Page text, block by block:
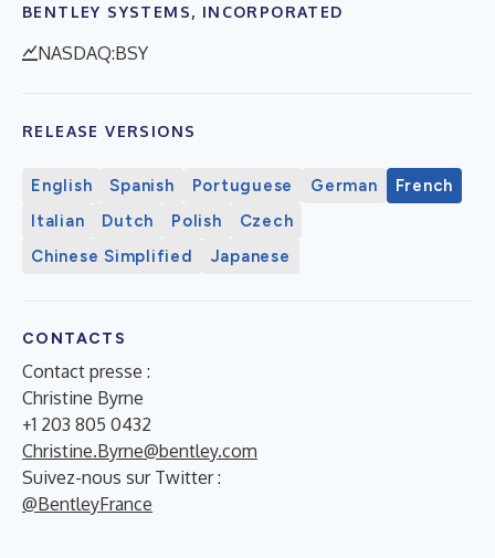
BENTLEY SYSTEMS, INCORPORATED
NASDAQ:BSY
RELEASE VERSIONS
English Spanish Portuguese German
French
Italian
Dutch Polish
Czech
Chinese Simplified
Japanese
CONTACTS
Contact presse :
Christine Byrne
+1 203 805 0432
Christine.Byrne@bentley.com
Suivez-nous sur Twitter :
@BentleyFrance